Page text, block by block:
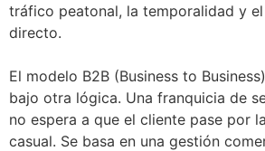
tráfico peatonal, la temporalidad y
directo.
El modelo B2B (Business to
bajo otra lógica. Una franquicia de
no espera a que el cliente pase por
casual. Se basa en una gestión